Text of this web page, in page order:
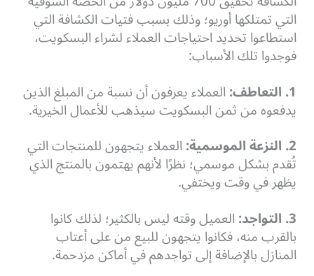
التي تمتلكها أوريو؛ وذلك بسبب فتيات الكشافة التي
استطاعوا تحديد احتياجات العملاء لشراء البسكويت،
فوجدوا تلك الأسباب:
1. التعاطف:
العملاء يعرفون أن نسبة من المبلغ الذين
يدفعوه من ثمن البسكويت سيذهب للأعمال الخيرية.
2. النزعة الموسمية:
العملاء يتجهون للمنتجات التي
تُقدم بشكل موسمي؛ نظرًا لأنهم يهتمون بالمنتج الذي
يظهر في وقت ويختفي.
3. التواجد:
العميل وقته ليس بالكثير؛ لذلك كانوا
بالقرب منه، فكانوا يتجهون للبيع من على أعتاب
المنازل بالإضافة إلى تواجدهم في أماكن مزدحمة.